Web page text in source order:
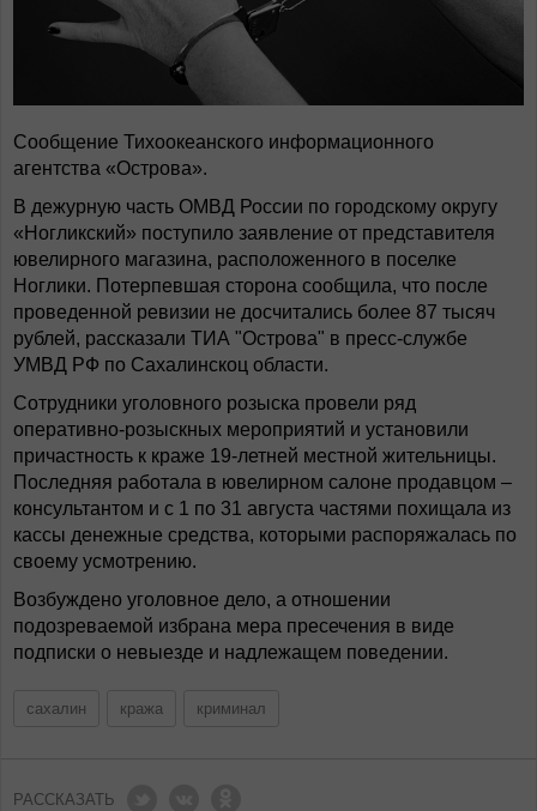
Сообщение Тихоокеанского информационного
агентства «Острова».
В дежурную часть ОМВД России по городскому округу
«Ногликский» поступило заявление от представителя
ювелирного магазина, расположенного в поселке
Ноглики. Потерпевшая сторона сообщила, что после
проведенной ревизии не досчитались более 87 тысяч
рублей, рассказали ТИА "Острова" в пресс-службе
УМВД РФ по Сахалинскоц области.
Сотрудники уголовного розыска провели ряд
оперативно-розыскных мероприятий и установили
причастность к краже 19-летней местной жительницы.
Последняя работала в ювелирном салоне продавцом –
консультантом и с 1 по 31 августа частями похищала из
кассы денежные средства, которыми распоряжалась по
своему усмотрению.
Возбуждено уголовное дело, а отношении
подозреваемой избрана мера пресечения в виде
подписки о невыезде и надлежащем поведении.
сахалин кража криминал
РАССКАЗАТЬ